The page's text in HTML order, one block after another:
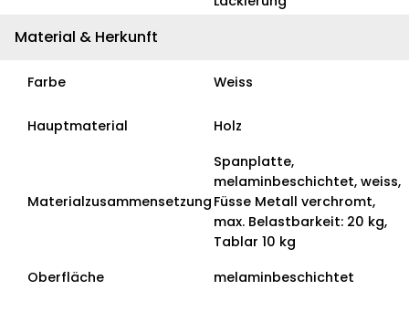
Material & Herkunft
Farbe Weiss
Hauptmaterial Holz
Materialzusammensetzung
Spanplatte,
melaminbeschichtet, weiss,
Füsse Metall verchromt,
max. Belastbarkeit: 20 kg,
Tablar 10 kg
Oberfläche
melaminbeschichtet